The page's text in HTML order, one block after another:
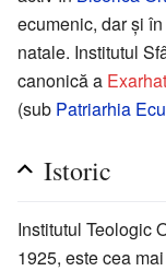
ecumenic, dar și
natale. Institutul
canonică a
(sub Patriarhia
Istoric
Institutul Teologic
1925, este cea